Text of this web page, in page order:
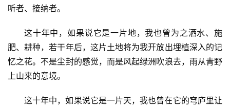
听者、接纳者。
这十年中，如果说它是一片地，我也曾为之洒水、施
肥、耕种，若干年后，这片土地将为我开放出埋植深入的记
忆之花。不是尘封的感觉，而是风起绿洲吹浪去，雨从青野
上山来的意境。
这十年中，如果说它是一片天，我也曾在它的穹庐里让